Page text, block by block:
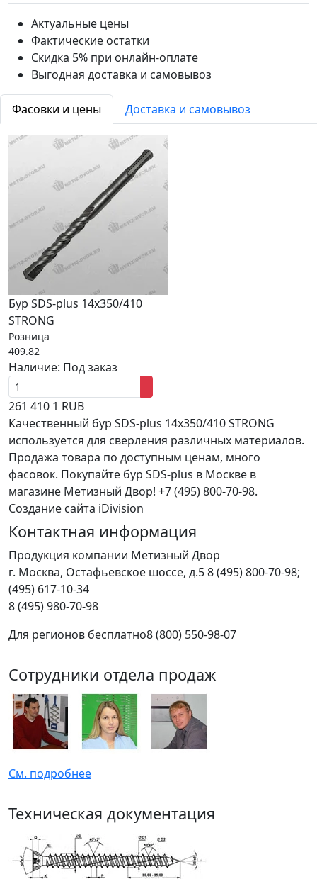
Актуальные цены
Фактические остатки
Скидка 5% при онлайн-оплате
Выгодная доставка и самовывоз
Фасовки и цены Доставка и самовывоз
Бур SDS-plus 14х350/410
STRONG
Розница
409.82
Наличие: Под заказ
261 410 1 RUB
Качественный бур SDS-plus 14х350/410 STRONG
используется для сверления различных материалов.
Продажа товара по доступным ценам, много
фасовок. Покупайте бур SDS-plus в Москве в
магазине Метизный Двор! +7 (495) 800-70-98.
Создание сайта iDivision
Контактная информация
Продукция компании Метизный Двор
г. Москва, Остафьевское шоссе, д.58 (495) 800-70-98;
(495) 617-10-34
8 (495) 980-70-98
Для регионов бесплатно8 (800) 550-98-07
Сотрудники отдела продаж
См. подробнее
Техническая документация